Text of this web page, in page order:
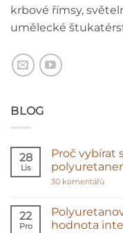
krbové římsy,
umělecké
BLOG
28
Lis
Proč vybírat
30 komentářůu
Proč
22
Pro
hodnota